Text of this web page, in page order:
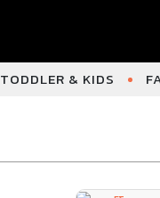
TODDLER & KIDS